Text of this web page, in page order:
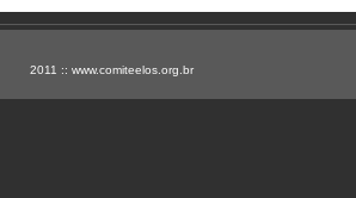
2011 :: www.comiteelos.org.br